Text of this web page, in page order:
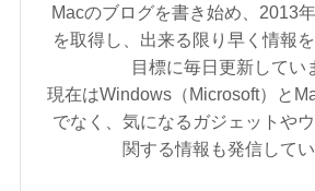
Macのブログを書き始め、2013
を取得し、出来る限り早く情報
目標に毎日更新してい
現在はWindows（Microsoft）と
でなく、気になるガジェットや
関する情報も発信してい